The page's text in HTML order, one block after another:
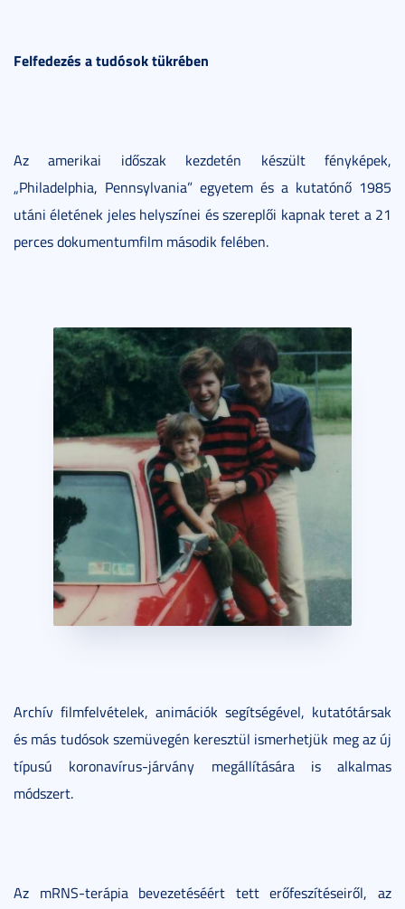
Felfedezés a tudósok tükrében
Az amerikai időszak kezdetén készült fényképek,
„Philadelphia, Pennsylvania” egyetem és a kutatónő 1985
utáni életének jeles helyszínei és szereplői kapnak teret a 21
perces dokumentumfilm második felében.
Archív filmfelvételek, animációk segítségével, kutatótársak
és más tudósok szemüvegén keresztül ismerhetjük meg az új
típusú koronavírus-járvány megállítására is alkalmas
módszert.
Az mRNS-terápia bevezetéséért tett erőfeszítéseiről, az